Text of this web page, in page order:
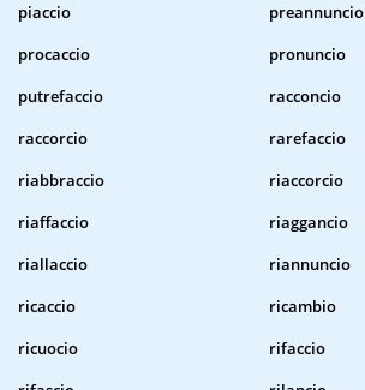
piaccio
preannuncio
procaccio
pronuncio
putrefaccio
racconcio
raccorcio
rarefaccio
riabbraccio
riaccorcio
riaffaccio
riaggancio
riallaccio
riannuncio
ricaccio
ricambio
ricuocio
rifaccio